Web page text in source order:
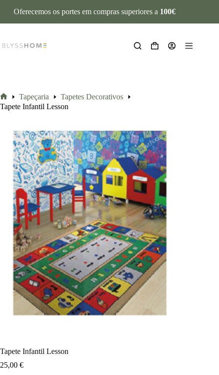
Oferecemos os portes em compras superiores a 100€
Tapeçaria
Tapetes Decorativos
Tapete Infantil Lesson
Tapete Infantil Lesson
25,00 €